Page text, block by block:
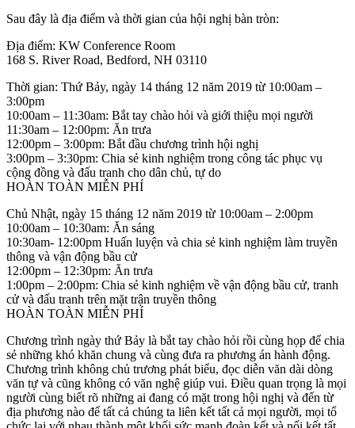
Sau đây là địa điểm và thời gian của hội nghị bàn tròn:
Địa điểm: KW Conference Room
168 S. River Road, Bedford, NH 03110
Thời gian: Thứ Bảy, ngày 14 tháng 12 năm 2019 từ 10:00am –
3:00pm
10:00am – 11:30am: Bắt tay chào hỏi và giới thiệu mọi người
11:30am – 12:00pm: Ăn trưa
12:00pm – 3:00pm: Bắt đầu chương trình hội nghị
3:00pm – 3:30pm: Chia sẻ kinh nghiệm trong công tác phục vụ
cộng đồng và đấu tranh cho dân chủ, tự do
HOÀN TOÀN MIỄN PHÍ
Chủ Nhật, ngày 15 tháng 12 năm 2019 từ 10:00am – 2:00pm
10:00am – 10:30am: Ăn sáng
10:30am- 12:00pm Huấn luyện và chia sẻ kinh nghiệm làm truyền
thông và vận động bầu cử
12:00pm – 12:30pm: Ăn trưa
1:00pm – 2:00pm: Chia sẻ kinh nghiệm về vận động bầu cử, tranh
cử và đấu tranh trên mặt trận truyền thông
HOÀN TOÀN MIỄN PHÍ
Chương trình ngày thứ Bảy là bắt tay chào hỏi rồi cùng họp để chia
sẻ những khó khăn chung và cùng đưa ra phương án hành động.
Chương trình không chủ trương phát biểu, đọc diễn văn dài dòng
văn tự và cũng không có văn nghệ giúp vui. Điều quan trọng là mọi
người cùng biết rõ những ai đang có mặt trong hội nghị và đến từ
địa phương nào để tất cả chúng ta liên kết tất cả mọi người, mọi tổ